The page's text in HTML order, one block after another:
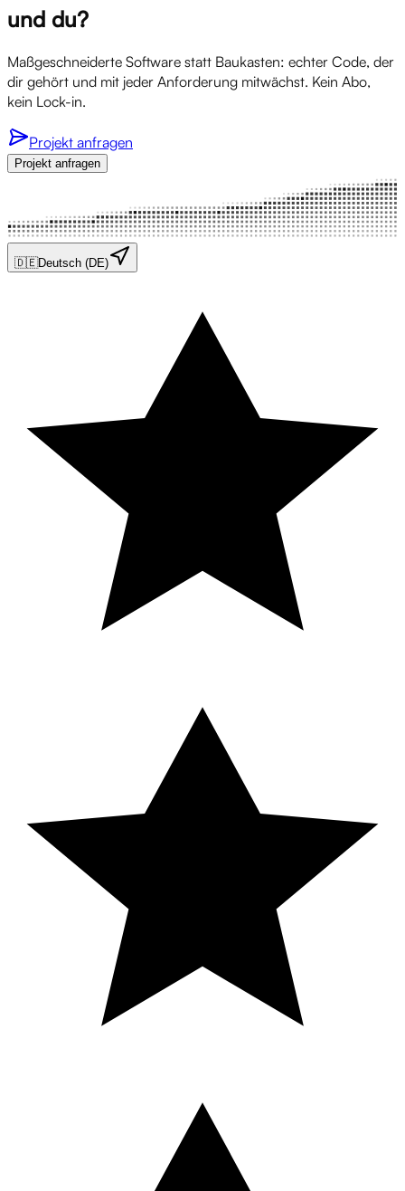
und du?
Maßgeschneiderte Software statt Baukasten: echter Code, der
dir gehört und mit jeder Anforderung mitwächst. Kein Abo,
kein Lock-in.
Projekt anfragen
Projekt anfragen
🇩🇪Deutsch (DE)